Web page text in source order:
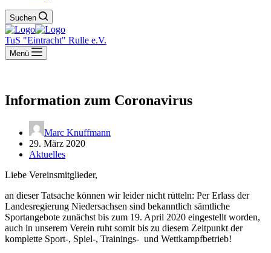
Suchen
TuS "Eintracht" Rulle e.V.
Menü
Information zum Coronavirus
Marc Knuffmann
29. März 2020
Aktuelles
Liebe Vereinsmitglieder,
an dieser Tatsache können wir leider nicht rütteln: Per Erlass der
Landesregierung Niedersachsen sind bekanntlich sämtliche
Sportangebote zunächst bis zum 19. April 2020 eingestellt worden,
auch in unserem Verein ruht somit bis zu diesem Zeitpunkt der
komplette Sport-, Spiel-, Trainings- und Wettkampfbetrieb!